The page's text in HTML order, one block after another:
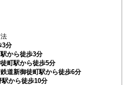
3分
から徒歩3分
町駅から徒歩5分
道新御徒町駅から徒歩6分
から徒歩10分